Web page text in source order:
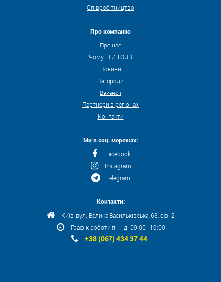
Співробітництво
Про компанію
Про нас
Чому TEZ TOUR
Новини
Нагороди
Вакансії
Партнери в регіонах
Контакти
Ми в соц. мережах:
Facebook
Instagram
Telegram
Контакти:
Київ, вул. Велика Васильківська, 63, оф. 2
Графік роботи пн-нд: 09:00 - 19:00
+38 (067) 434 37 44